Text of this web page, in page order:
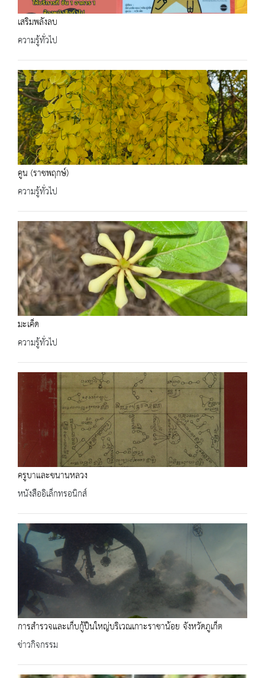
เสริมพลังลบ
ความรู้ทั่วไป
คูน (ราชพฤกษ์)
ความรู้ทั่วไป
มะเค็ด
ความรู้ทั่วไป
ครูบาและขนานหลวง
หนังสืออิเล็กทรอนิกส์
การสำรวจและเก็บกู้ปืนใหญ่บริเวณเกาะราชาน้อย จังหวัดภูเก็ต
ข่าวกิจกรรม